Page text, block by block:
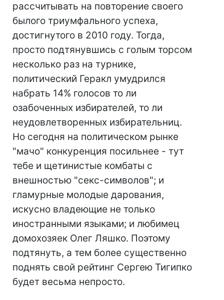
рассчитывать на повторение своего
былого триумфального успеха,
достигнутого в 2010 году. Тогда,
просто подтянувшись с голым торсом
несколько раз на турнике,
политический Геракл умудрился
набрать 14% голосов то ли
озабоченных избирателей, то ли
неудовлетворенных избирательниц.
Но сегодня на политическом рынке
"мачо" конкуренция посильнее - тут
тебе и щетинистые комбаты с
внешностью "секс-символов"; и
гламурные молодые дарования,
искусно владеющие не только
иностранными языками; и любимец
домохозяек Олег Ляшко. Поэтому
подтянуть, а тем более существенно
поднять свой рейтинг Сергею Тигипко
будет весьма непросто.